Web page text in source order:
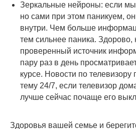
Зеркальные нейроны: если мы
но сами при этом паникуем,
внутри. Чем больше
тем сильнее паника. Здорово,
проверенный источник
пару раз в день
курсе. Новости по
тему 24/7, если телевизор
лучше сейчас почаще его
Здоровья вашей семье и